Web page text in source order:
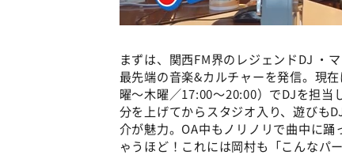
まずは、関西FM界のレジェンドDJ ・
最先端の音楽&カルチャーを発信。現在
曜〜木曜／17:00〜20:00）でDJを担当
分を上げてからスタジオ入り、遊びも
介が魅力。OA中もノリノリで曲中に
ゃうほど！これには岡村も「こんなパ